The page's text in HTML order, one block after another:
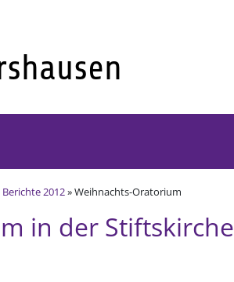
Berichte 2012» Weihnachts-Oratorium
in der Stiftskirche